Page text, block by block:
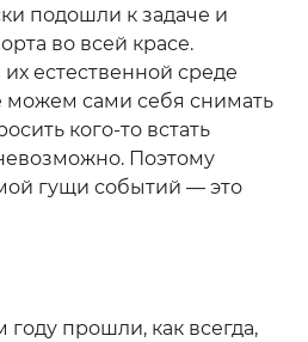
подошли к задаче и
во всей красе.
естественной среде
сами себя снимать
кого-то встать
Поэтому
гущи событий — это
прошли, как всегда,